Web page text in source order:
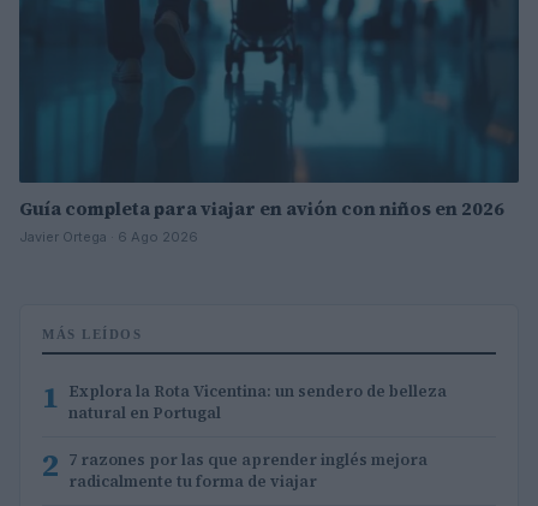
Guía completa para viajar en avión con niños en 2026
Javier Ortega · 6 Ago 2026
MÁS LEÍDOS
1 Explora la Rota Vicentina: un sendero de belleza
natural en Portugal
2 7 razones por las que aprender inglés mejora
radicalmente tu forma de viajar